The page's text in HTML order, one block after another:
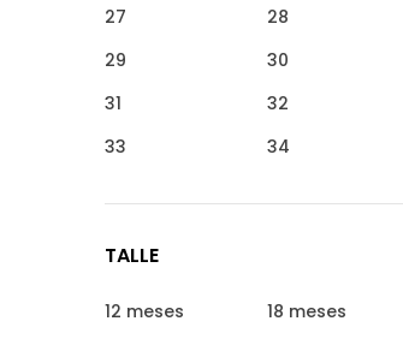
27
28
29
30
31
32
33
34
TALLE
12 meses
18 meses